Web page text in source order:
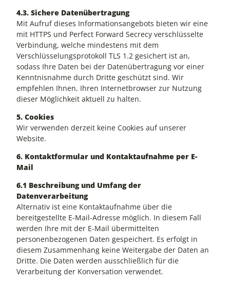
4.3. Sichere Datenübertragung
Mit Aufruf dieses Informationsangebots bieten wir eine
mit HTTPS und Perfect Forward Secrecy verschlüsselte
Verbindung, welche mindestens mit dem
Verschlüsselungsprotokoll TLS 1.2 gesichert ist an,
sodass Ihre Daten bei der Datenübertragung vor einer
Kenntnisnahme durch Dritte geschützt sind. Wir
empfehlen Ihnen, Ihren Internetbrowser zur Nutzung
dieser Möglichkeit aktuell zu halten.
5. Cookies
Wir verwenden derzeit keine Cookies auf unserer
Website.
6. Kontaktformular und Kontaktaufnahme per E-
Mail
6.1 Beschreibung und Umfang der
Datenverarbeitung
Alternativ ist eine Kontaktaufnahme über die
bereitgestellte E-Mail-Adresse möglich. In diesem Fall
werden Ihre mit der E-Mail übermittelten
personenbezogenen Daten gespeichert. Es erfolgt in
diesem Zusammenhang keine Weitergabe der Daten an
Dritte. Die Daten werden ausschließlich für die
Verarbeitung der Konversation verwendet.